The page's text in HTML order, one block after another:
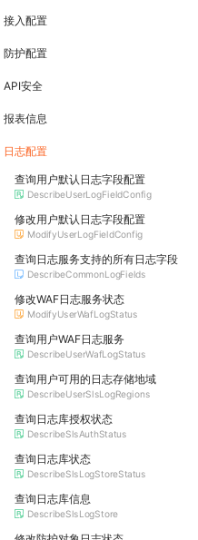
接入配置
防护配置
API安全
报表信息
日志配置
查询用户默认日志字段配置
DescribeUserLogFieldConfig
修改用户默认日志字段配置
ModifyUserLogFieldConfig
查询日志服务支持的所有日志字段
DescribeCommonLogFields
修改WAF日志服务状态
ModifyUserWafLogStatus
查询用户WAF日志服务
DescribeUserWafLogStatus
查询用户可用的日志存储地域
DescribeUserSlsLogRegions
查询日志库授权状态
DescribeSlsAuthStatus
查询日志库状态
DescribeSlsLogStoreStatus
查询日志库信息
DescribeSlsLogStore